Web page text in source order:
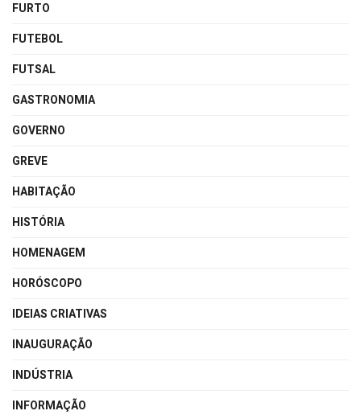
FURTO
FUTEBOL
FUTSAL
GASTRONOMIA
GOVERNO
GREVE
HABITAÇÃO
HISTÓRIA
HOMENAGEM
HORÓSCOPO
IDEIAS CRIATIVAS
INAUGURAÇÃO
INDÚSTRIA
INFORMAÇÃO